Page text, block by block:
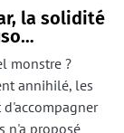
la solidité
monstre ?
annihilé, les
n'a proposé